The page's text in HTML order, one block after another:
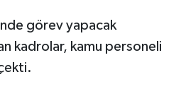
görev yapacak
kadrolar, kamu personeli